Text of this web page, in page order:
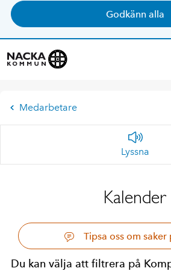
Godkänn alla
Medarbetare
Lyssna
Kalender
Tipsa oss om saker
Du kan välja att filtrera på